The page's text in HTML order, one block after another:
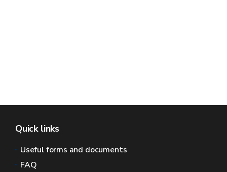
Quick links
Useful forms and documents
FAQ